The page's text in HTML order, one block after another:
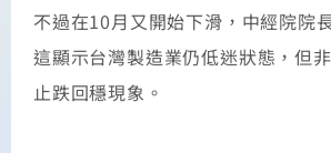
不過在10月又開始下滑，中經院院
這顯示台灣製造業仍低迷狀態，但
止跌回穩現象。